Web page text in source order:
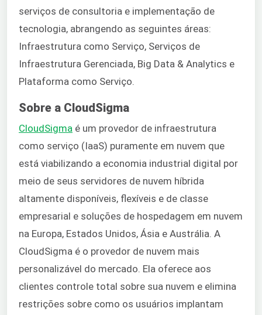
serviços de consultoria e implementação de
tecnologia, abrangendo as seguintes áreas:
Infraestrutura como Serviço, Serviços de
Infraestrutura Gerenciada, Big Data & Analytics e
Plataforma como Serviço.
Sobre a CloudSigma
CloudSigma é um provedor de infraestrutura
como serviço (IaaS) puramente em nuvem que
está viabilizando a economia industrial digital por
meio de seus servidores de nuvem híbrida
altamente disponíveis, flexíveis e de classe
empresarial e soluções de hospedagem em nuvem
na Europa, Estados Unidos, Ásia e Austrália. A
CloudSigma é o provedor de nuvem mais
personalizável do mercado. Ela oferece aos
clientes controle total sobre sua nuvem e elimina
restrições sobre como os usuários implantam